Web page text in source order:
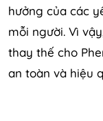
hưởng của các
mỗi người. Vì
thay thế cho
an toàn và hiệu